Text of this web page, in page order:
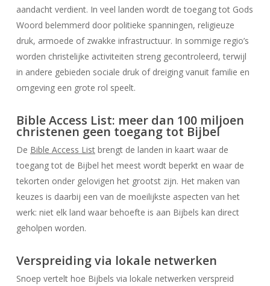
aandacht verdient. In veel landen wordt de toegang tot Gods
Woord belemmerd door politieke spanningen, religieuze
druk, armoede of zwakke infrastructuur. In sommige regio’s
worden christelijke activiteiten streng gecontroleerd, terwijl
in andere gebieden sociale druk of dreiging vanuit familie en
omgeving een grote rol speelt.
Bible Access List: meer dan 100 miljoen
christenen geen toegang tot Bijbel
De Bible Access Listbrengt de landen in kaart waar de
toegang tot de Bijbel het meest wordt beperkt en waar de
tekorten onder gelovigen het grootst zijn. Het maken van
keuzes is daarbij een van de moeilijkste aspecten van het
werk: niet elk land waar behoefte is aan Bijbels kan direct
geholpen worden.
Verspreiding via lokale netwerken
Snoep vertelt hoe Bijbels via lokale netwerken verspreid